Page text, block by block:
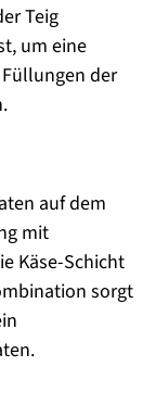
Teig
um eine
der
auf dem
mit
Käse-Schicht
sorgt